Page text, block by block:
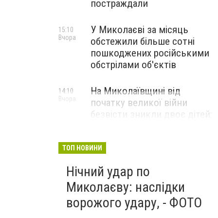
Відключення світла Миколаїв
постраждали
У Миколаєві за місяць
обстежили більше сотні
пошкоджених російськими
обстрілами об'єктів
15:10
Вчора
На Миколаївщині від
початку великої війни
безвісти зникли двоє дітей:
14:10
Вчора
ТОП НОВИНИ
Нічний удар по
Миколаєву: наслідки
ворожого удару, - ФОТО